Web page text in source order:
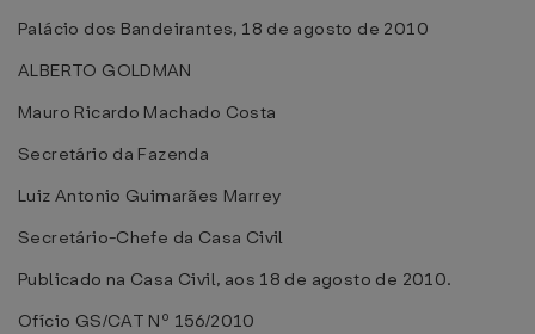
Palácio dos Bandeirantes, 18 de agosto de 2010
ALBERTO GOLDMAN
Mauro Ricardo Machado Costa
Secretário da Fazenda
Luiz Antonio Guimarães Marrey
Secretário-Chefe da Casa Civil
Publicado na Casa Civil, aos 18 de agosto de 2010.
Ofício GS/CAT Nº 156/2010